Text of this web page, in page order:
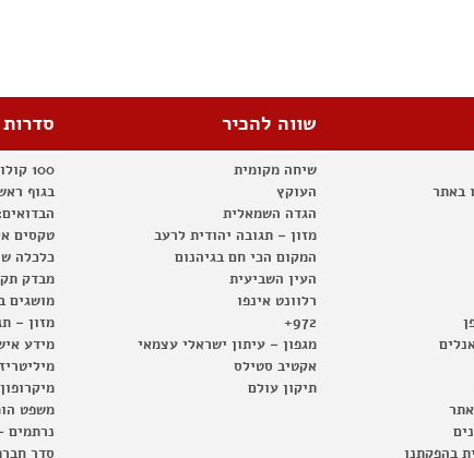
באתר
בהפקתנו
שווה להכיר
שיחה מקומית
העוקץ
הגדה השמאלית
מזון – תגובה יהודית לרעב
המקום הכי חם בגיהנום
העין השביעית
רלוונט אינפו
972+
מגפון – עיתון ישראלי עצמאי
אקטיב סטילס
תיקון עולם
100 קולות
בגוף
טקסים
כלכלה
מבדק
מושגים
מזון –
מידע
משפט
נרתמים
סדר